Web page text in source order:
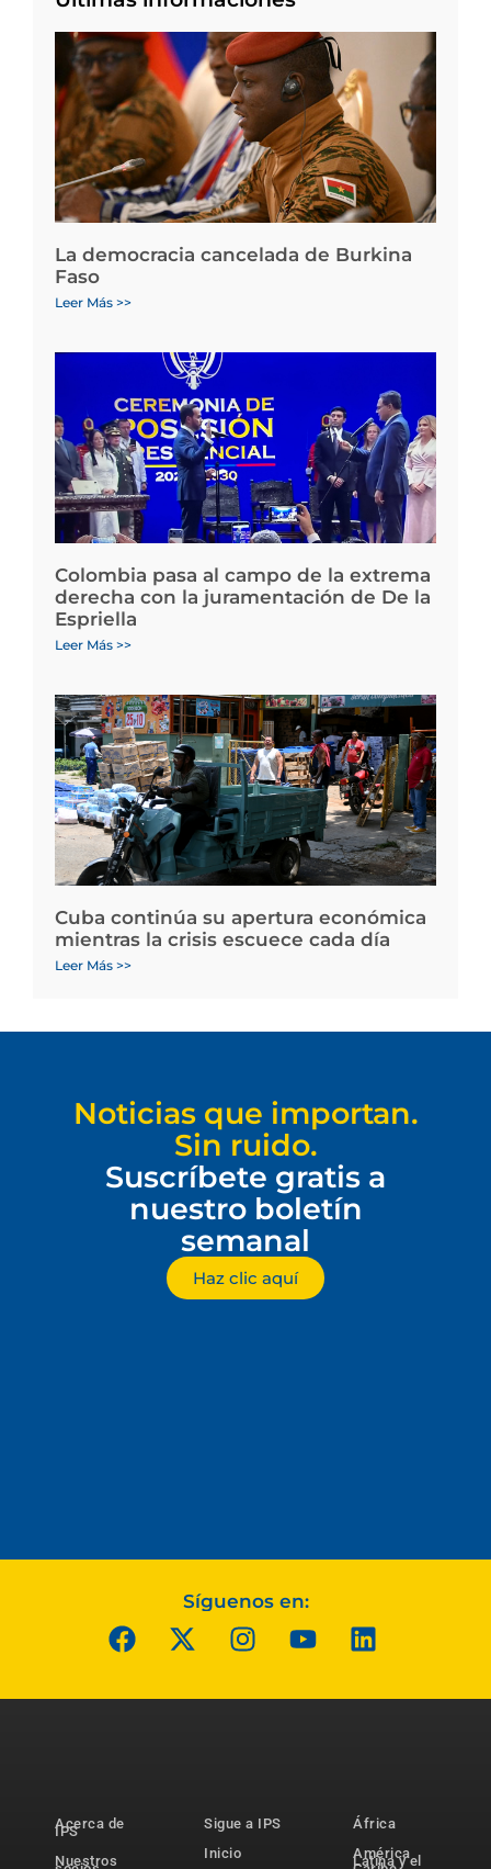
La democracia cancelada de Burkina
Faso
Leer Más >>
Colombia pasa al campo de la extrema
derecha con la juramentación de De la
Espriella
Leer Más >>
Cuba continúa su apertura económica
mientras la crisis escuece cada día
Leer Más >>
Noticias que importan.
Sin ruido.
Suscríbete gratis a
nuestro boletín
semanal
Haz clic aquí
Síguenos en:
Acerca de
IPS
Nuestros
Sigue a IPS
Inicio
África
América
Latina y el